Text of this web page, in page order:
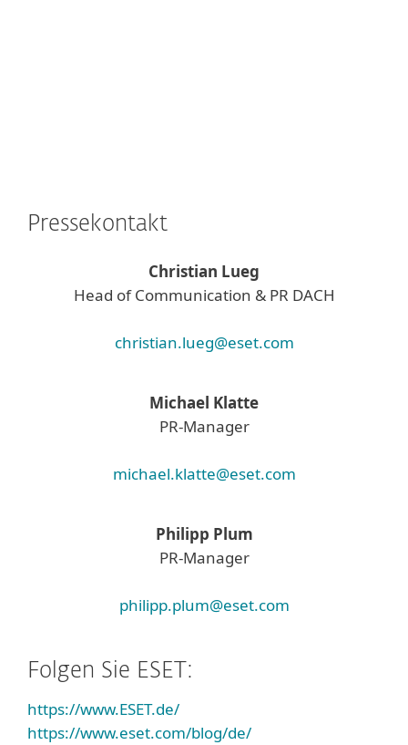
Pressekontakt
Christian Lueg
Head of Communication & PR DACH
christian.lueg@eset.com
Michael Klatte
PR-Manager
michael.klatte@eset.com
Philipp Plum
PR-Manager
philipp.plum@eset.com
Folgen Sie ESET:
https://www.ESET.de/
https://www.eset.com/blog/de/